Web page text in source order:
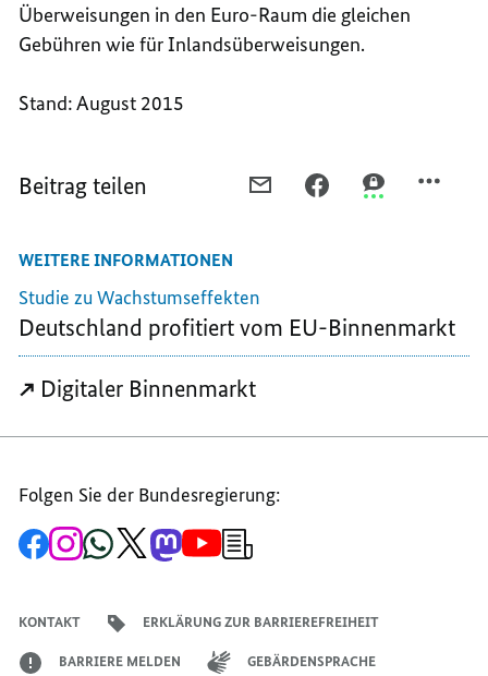
Überweisungen in den Euro-Raum die gleichen
Gebühren wie für Inlandsüberweisungen.
Stand: August 2015
Beitrag teilen
WEITERE INFORMATIONEN
Studie zu Wachstumseffekten
Deutschland profitiert vom EU-Binnenmarkt
Digitaler Binnenmarkt
Folgen Sie der Bundesregierung:
Zur
Facebook-
Zum
Instagram-
Zum
WhatsApp-
Zum
X-
Zum
Mastodon-
Zum
YouTube-Anmeldung
KONTAKT ERKLÄRUNG ZUR BARRIEREFREIHEIT
BARRIERE MELDEN GEBÄRDENSPRACHE